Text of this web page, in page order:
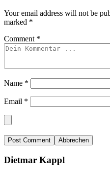
Your email address will not be
marked *
Comment *
Name *
Email *
Abbrechen
Dietmar Kappl